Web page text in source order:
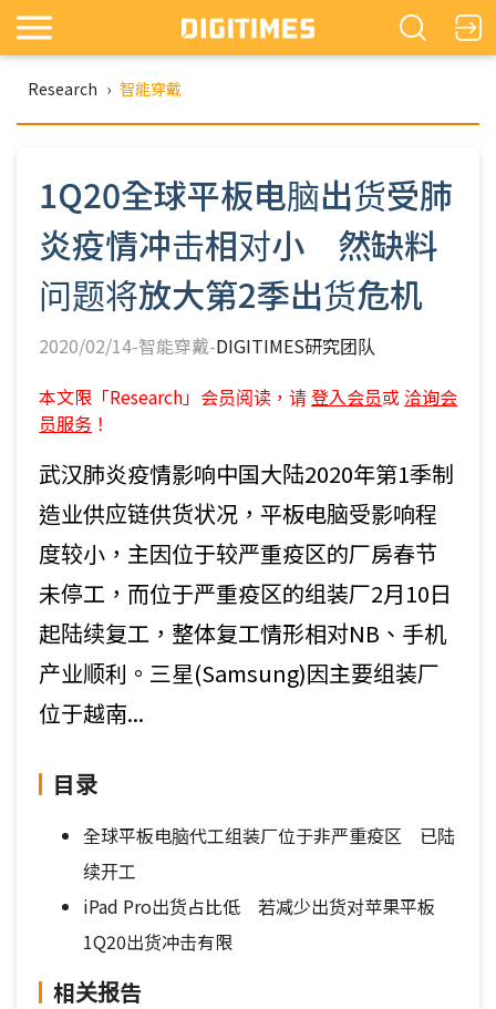
Research › 智能穿戴
1Q20全球平板电脑出货受肺
炎疫情冲击相对小 然缺料
问题将放大第2季出货危机
2020/02/14-智能穿戴-DIGITIMES研究团队
本文限「Research」会员阅读，请登入会员或 洽询会
员服务 ！
武汉肺炎疫情影响中国大陆2020年第1季制
造业供应链供货状况，平板电脑受影响程
度较小，主因位于较严重疫区的厂房春节
未停工，而位于严重疫区的组装厂2月10日
起陆续复工，整体复工情形相对NB、手机
产业顺利。三星(Samsung)因主要组装厂
位于越南...
目录
全球平板电脑代工组装厂位于非严重疫区 已陆
续开工
iPad Pro出货占比低 若减少出货对苹果平板
1Q20出货冲击有限
相关报告